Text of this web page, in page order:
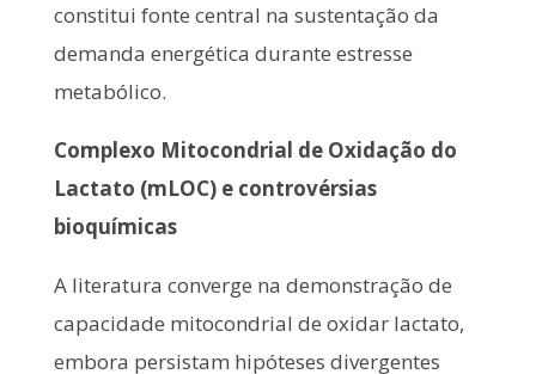
constitui fonte central na sustentação da
demanda energética durante estresse
metabólico.
Complexo Mitocondrial de Oxidação do
Lactato (mLOC) e controvérsias
bioquímicas
A literatura converge na demonstração de
capacidade mitocondrial de oxidar lactato,
embora persistam hipóteses divergentes